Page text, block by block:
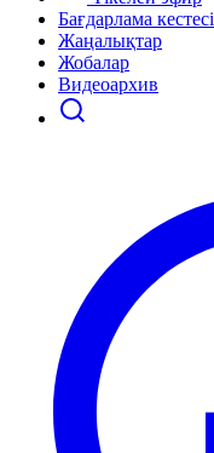
Бағдарлама кестесі
Жаңалықтар
Жобалар
Видеоархив